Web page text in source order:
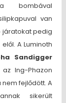
bombával
van
járatokat pedig
A Luminoth
Sandigger
Ing-Phazon
nem fejlődött. A
sikerült